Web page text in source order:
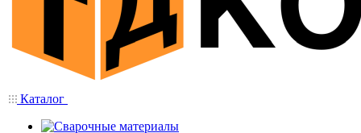
Каталог